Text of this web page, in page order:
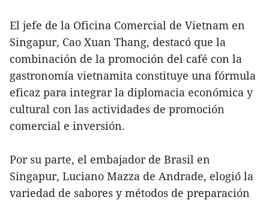
El jefe de la Oficina Comercial de Vietnam en
Singapur, Cao Xuan Thang, destacó que la
combinación de la promoción del café con la
gastronomía vietnamita constituye una fórmula
eficaz para integrar la diplomacia económica y
cultural con las actividades de promoción
comercial e inversión.
Por su parte, el embajador de Brasil en
Singapur, Luciano Mazza de Andrade, elogió la
variedad de sabores y métodos de preparación